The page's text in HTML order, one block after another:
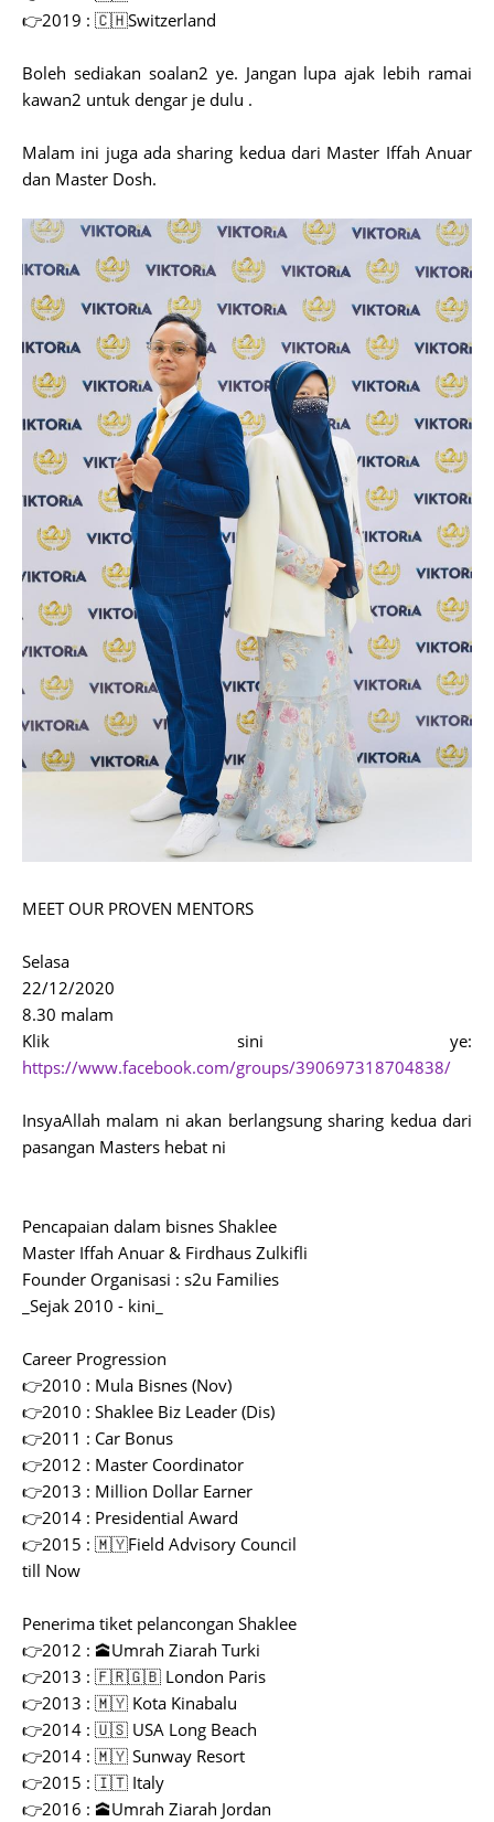
👉2019 : 🇨🇭Switzerland
Boleh sediakan soalan2 ye. Jangan lupa ajak lebih ramai
kawan2 untuk dengar je dulu .
Malam ini juga ada sharing kedua dari Master Iffah Anuar
dan Master Dosh.
MEET OUR PROVEN MENTORS
Selasa
22/12/2020
8.30 malam
Klik sini ye:
https://www.facebook.com/groups/390697318704838/
InsyaAllah malam ni akan berlangsung sharing kedua dari
pasangan Masters hebat ni
Pencapaian dalam bisnes Shaklee
Master Iffah Anuar & Firdhaus Zulkifli
Founder Organisasi : s2u Families
_Sejak 2010 - kini_
Career Progression
👉2010 : Mula Bisnes (Nov)
👉2010 : Shaklee Biz Leader (Dis)
👉2011 : Car Bonus
👉2012 : Master Coordinator
👉2013 : Million Dollar Earner
👉2014 : Presidential Award
👉2015 : 🇲🇾Field Advisory Council
till Now
Penerima tiket pelancongan Shaklee
👉2012 : 🕋Umrah Ziarah Turki
👉2013 : 🇫🇷🇬🇧 London Paris
👉2013 : 🇲🇾 Kota Kinabalu
👉2014 : 🇺🇸 USA Long Beach
👉2014 : 🇲🇾 Sunway Resort
👉2015 : 🇮🇹 Italy
👉2016 : 🕋Umrah Ziarah Jordan